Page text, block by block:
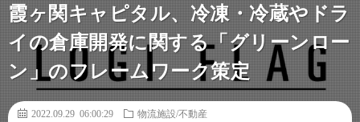
霞ヶ関キャピタル、冷凍・冷蔵やドラ
イの倉庫開発に関する「グリーンロー
ン」のフレームワーク策定
2022.09.29 06:00:29
物流施設/不動産